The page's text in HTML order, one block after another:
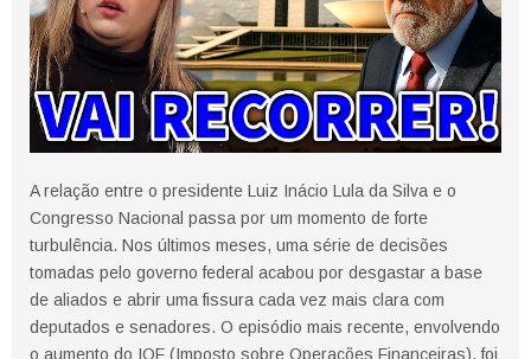
A relação entre o presidente Luiz Inácio Lula da Silva e o
Congresso Nacional passa por um momento de forte
turbulência. Nos últimos meses, uma série de decisões
tomadas pelo governo federal acabou por desgastar a base
de aliados e abrir uma fissura cada vez mais clara com
deputados e senadores. O episódio mais recente, envolvendo
o aumento do IOF (Imposto sobre Operações Financeiras), foi